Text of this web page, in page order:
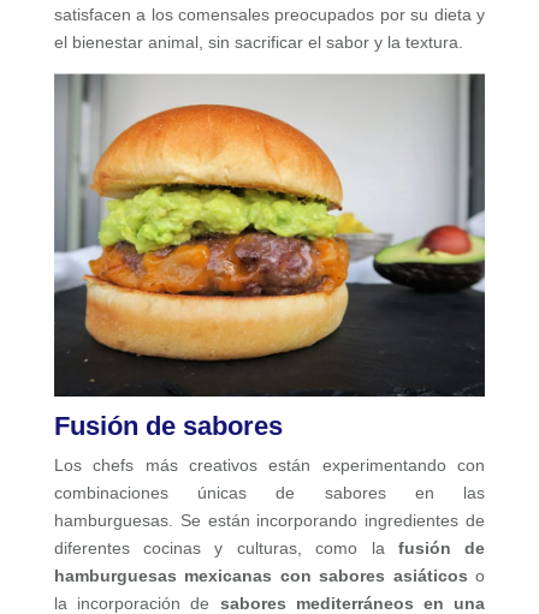
satisfacen a los comensales preocupados por su dieta y
el bienestar animal, sin sacrificar el sabor y la textura.
Fusión de sabores
Los chefs más creativos están experimentando con
combinaciones únicas de sabores en las
hamburguesas. Se están incorporando ingredientes de
diferentes cocinas y culturas, como la fusión de
hamburguesas mexicanas con sabores asiáticos o
la incorporación de sabores mediterráneos en una